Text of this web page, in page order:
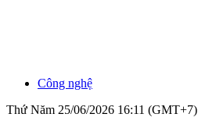
Công nghệ
Thứ Năm 25/06/2026 16:11 (GMT+7)